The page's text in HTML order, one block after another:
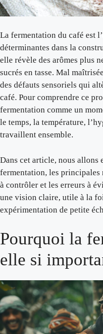
La fermentation du café est
déterminantes dans la
elle révèle des arômes plus
sucrés en tasse. Mal
des défauts sensoriels qui
café. Pour comprendre ce
fermentation comme un
le temps, la température,
travaillent ensemble.
Dans cet article, nous
fermentation, les principales
à contrôler et les erreurs à
une vision claire, utile à la
expérimentation de petite
Pourquoi la
elle si